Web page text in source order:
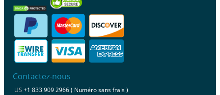
Contactez-nous
US +1 833 909 2966 ( Numéro sans frais )